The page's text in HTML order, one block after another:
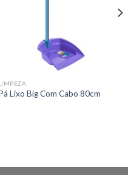
Lixo Big Com Cabo 80cm